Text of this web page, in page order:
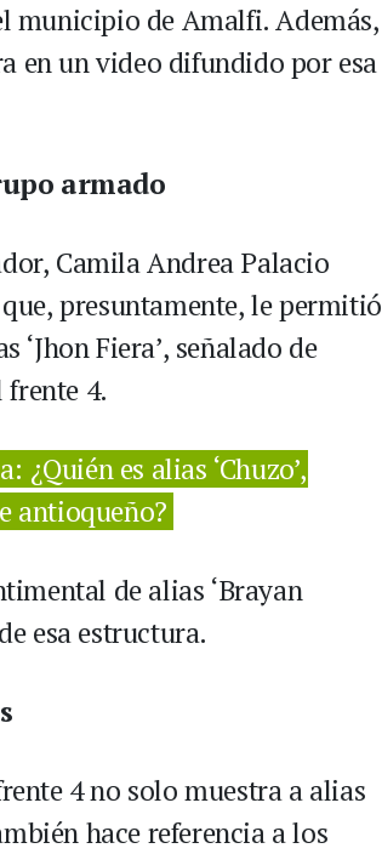
municipio de Amalfi. Además,
en un video difundido por esa
armado
Camila Andrea Palacio
presuntamente, le permitió
Fiera’, señalado de
frente 4.
¿Quién es alias ‘Chuzo’,
antioqueño?
de alias ‘Brayan
esa estructura.
4 no solo muestra a alias
hace referencia a los